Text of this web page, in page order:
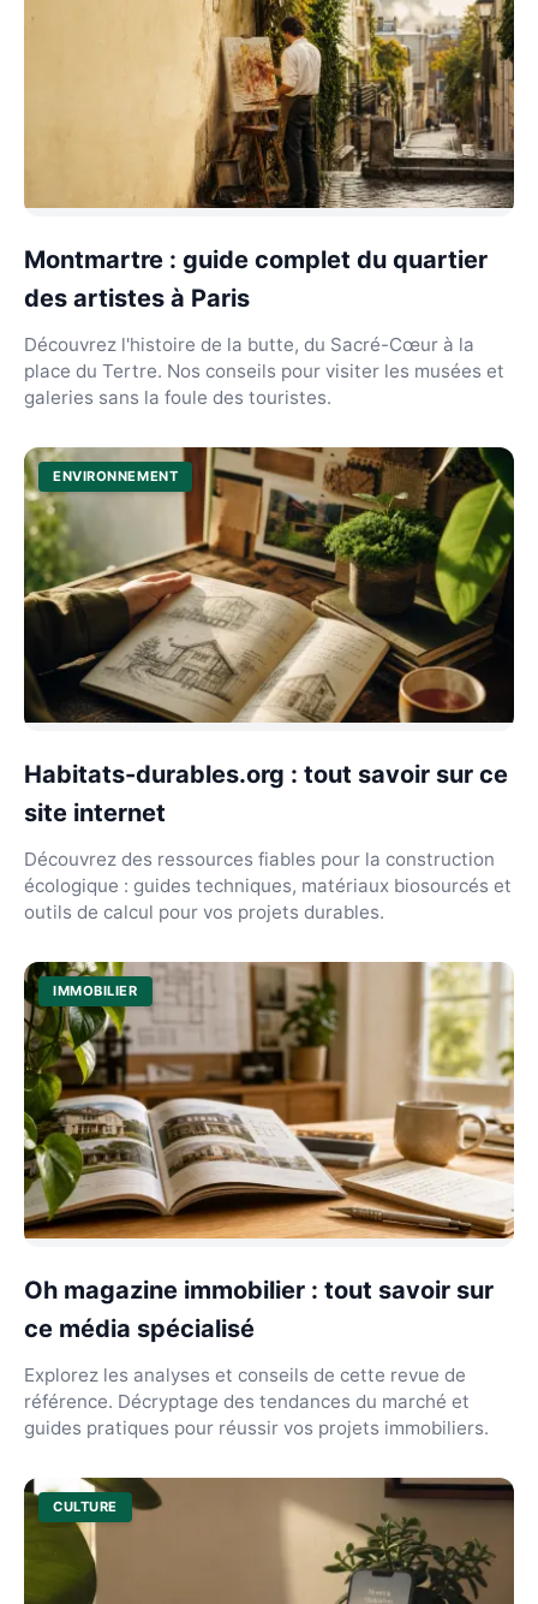
Montmartre : guide complet du quartier
des artistes à Paris
Découvrez l'histoire de la butte, du Sacré-Cœur à la
place du Tertre. Nos conseils pour visiter les musées et
galeries sans la foule des touristes.
ENVIRONNEMENT
Habitats-durables.org : tout savoir sur ce
site internet
Découvrez des ressources fiables pour la construction
écologique : guides techniques, matériaux biosourcés et
outils de calcul pour vos projets durables.
IMMOBILIER
Oh magazine immobilier : tout savoir sur
ce média spécialisé
Explorez les analyses et conseils de cette revue de
référence. Décryptage des tendances du marché et
guides pratiques pour réussir vos projets immobiliers.
CULTURE